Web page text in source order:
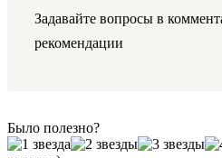
Задавайте вопросы в
рекомендации
Было полезно?